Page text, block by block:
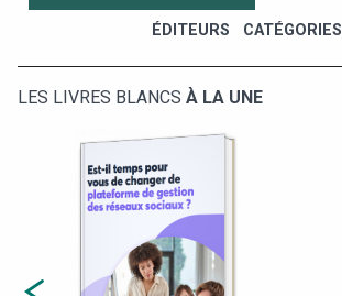
ÉDITEURS CATÉGORIES
LES LIVRES BLANCS À LA UNE